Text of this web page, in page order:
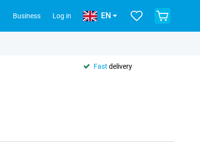
Business Log in EN
Fast delivery